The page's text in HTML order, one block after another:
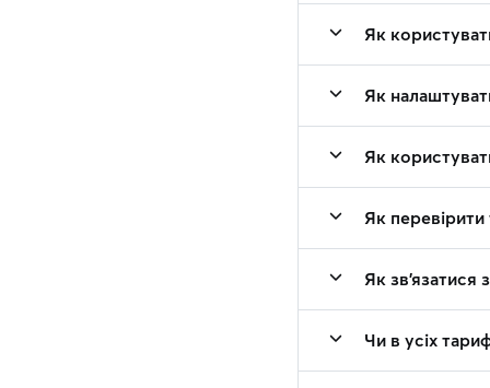
Як
Як
Як
Як перевірити
Як зв'язатися
Чи в усіх